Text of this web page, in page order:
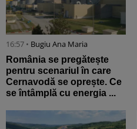
16:57 • Bugiu ⁠Ana Maria
România se pregătește
pentru scenariul în care
Cernavodă se oprește. Ce
se întâmplă cu energia ...